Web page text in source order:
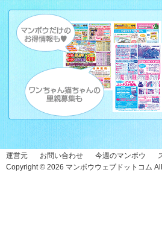
運営元 お問い合わせ 今週のマンボウ
Copyright © 2026 マンボウウェブドットコム